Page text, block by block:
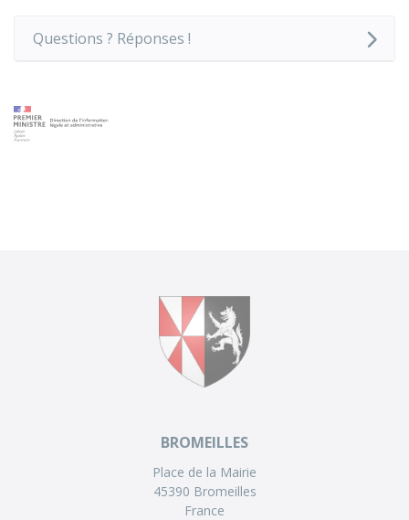
Questions ? Réponses !
BROMEILLES
Place de la Mairie
45390 Bromeilles
France